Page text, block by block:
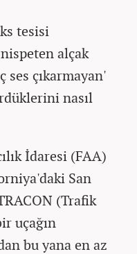
tesisi
alçak
çıkarmayan'
nasıl
İdaresi (FAA)
San
(Trafik
uçağın
bu yana en az